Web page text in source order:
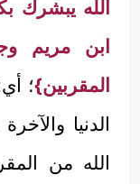
الله يبشرك
ابن مريم
المقربين}؛
الدنيا
الله من